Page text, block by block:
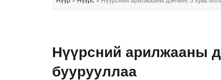
Нүүрсний арилжааны
буурууллаа